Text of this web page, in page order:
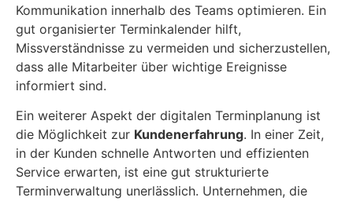
Kommunikation innerhalb des Teams optimieren. Ein
gut organisierter Terminkalender hilft,
Missverständnisse zu vermeiden und sicherzustellen,
dass alle Mitarbeiter über wichtige Ereignisse
informiert sind.
Ein weiterer Aspekt der digitalen Terminplanung ist
die Möglichkeit zur Kundenerfahrung. In einer Zeit,
in der Kunden schnelle Antworten und effizienten
Service erwarten, ist eine gut strukturierte
Terminverwaltung unerlässlich. Unternehmen, die